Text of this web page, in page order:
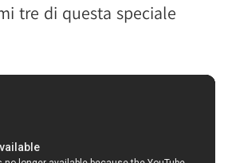
tre di questa speciale